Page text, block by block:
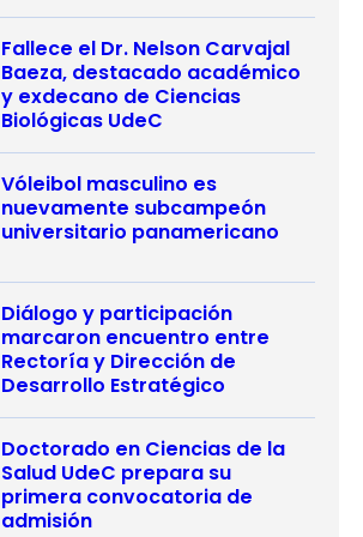
Fallece el Dr. Nelson Carvajal
Baeza, destacado académico
y exdecano de Ciencias
Biológicas UdeC
Vóleibol masculino es
nuevamente subcampeón
universitario panamericano
Diálogo y participación
marcaron encuentro entre
Rectoría y Dirección de
Desarrollo Estratégico
Doctorado en Ciencias de la
Salud UdeC prepara su
primera convocatoria de
admisión